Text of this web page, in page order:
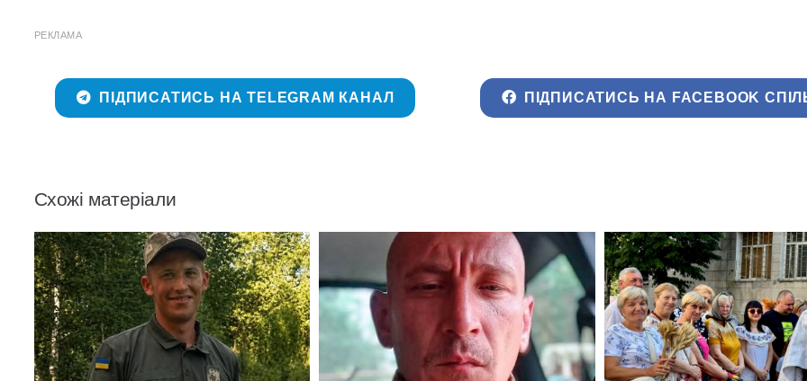
РЕКЛАМА
ПІДПИСАТИСЬ НА TELEGRAM КАНАЛ ПІДПИСАТИСЬ НА FACEBOOK
Схожі матеріали